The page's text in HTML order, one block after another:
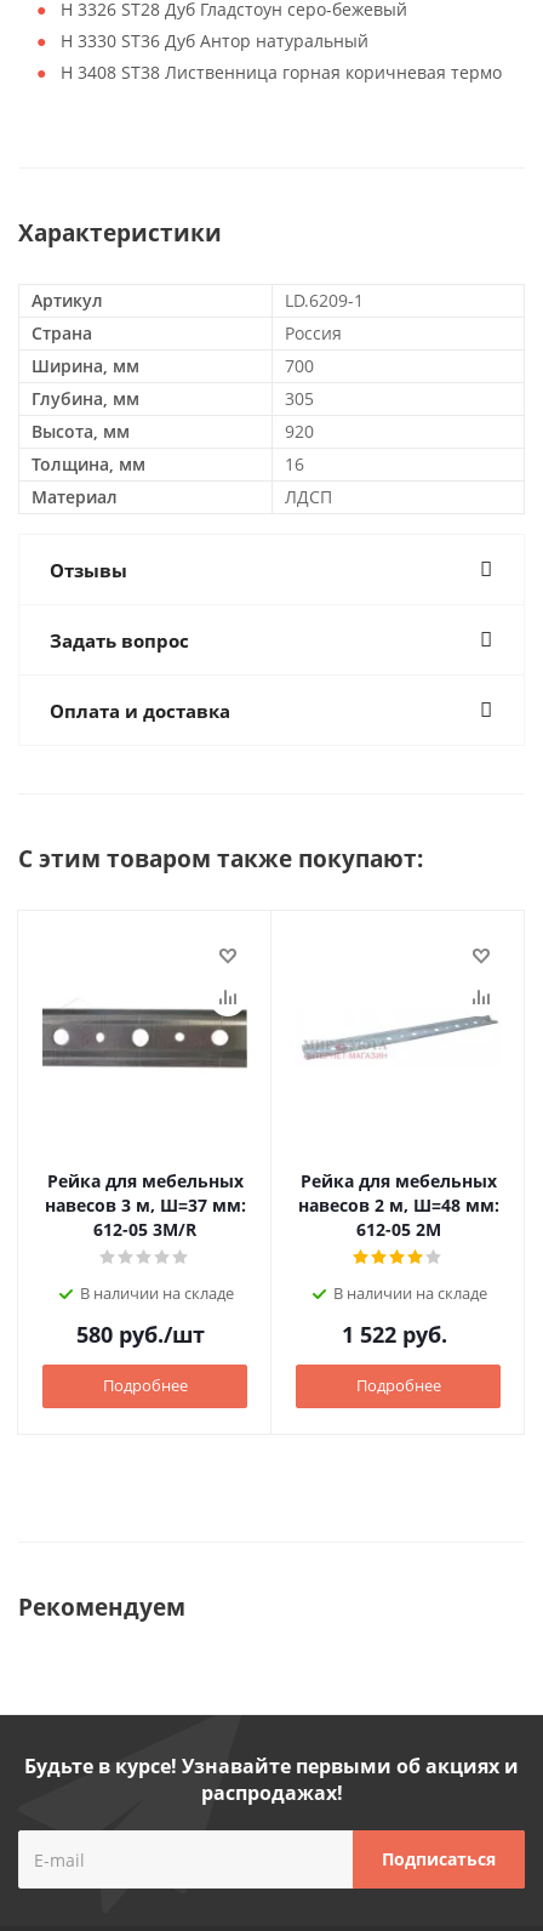
H 3326 ST28 Дуб Гладстоун серо-бежевый
H 3330 ST36 Дуб Антор натуральный
H 3408 ST38 Лиственница горная коричневая термо
Характеристики
Артикул
LD.6209-1
Страна
Россия
Ширина, мм
700
Глубина, мм
305
Высота, мм
920
Толщина, мм
16
Материал
ЛДСП
Отзывы
Задать вопрос
Оплата и доставка
С этим товаром также покупают:
Рейка для мебельных
навесов 3 м, Ш=37 мм:
612-05 3M/R
В наличии на складе
580 руб./шт
Подробнее
Рейка для мебельных
навесов 2 м, Ш=48 мм:
612-05 2M
В наличии на складе
1 522руб.
Подробнее
Рекомендуем
Будьте в курсе! Узнавайте первыми об акциях и
распродажах!